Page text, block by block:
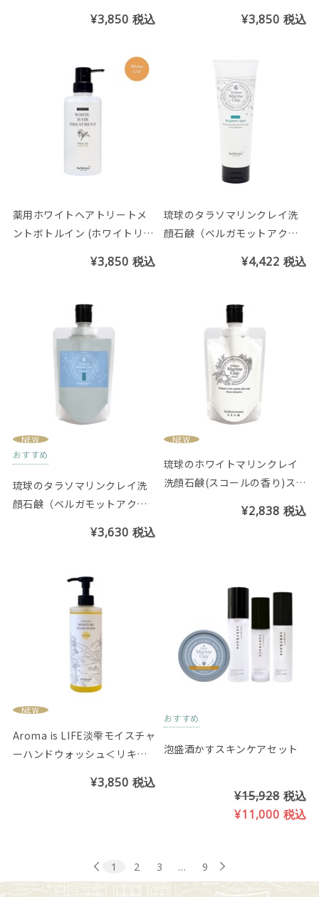
¥3,850 税込 ¥3,850 税込
薬用ホワイトヘアトリートメ
ントボトルイン (ホワイトリリ
¥3,850 税込
琉球のタラソマリンクレイ洗
顔石鹸（ベルガモットアクア
¥4,422 税込
NEW
おすすめ
琉球のタラソマリンクレイ洗
顔石鹸（ベルガモットアクア
ウトパウチタイプ
¥3,630 税込
NEW
琉球のホワイトマリンクレイ
洗顔石鹸(スコールの香り)スパ
¥2,838 税込
NEW
Aroma is LIFE淡雫モイスチャ
ーハンドウォッシュ＜リキッ
¥3,850 税込
おすすめ
泡盛酒かすスキンケアセット
¥15,928 税込
¥11,000 税込
1 2 3 … 9